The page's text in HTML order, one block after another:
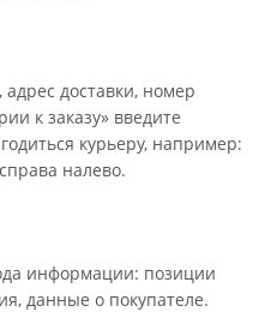
доставки, номер
к заказу» введите
курьеру, например:
налево.
информации: позиции
данные о покупателе.